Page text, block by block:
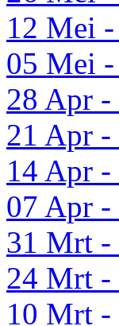
12 Mei
05 Mei
28 Apr
21 Apr -
14 Apr
07 Apr -
31 Mrt -
24 Mrt -
10 Mrt -